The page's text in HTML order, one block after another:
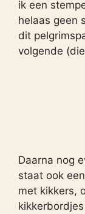
ik een
helaas geen
dit
volgende
Daarna nog
staat ook
met kikkers,